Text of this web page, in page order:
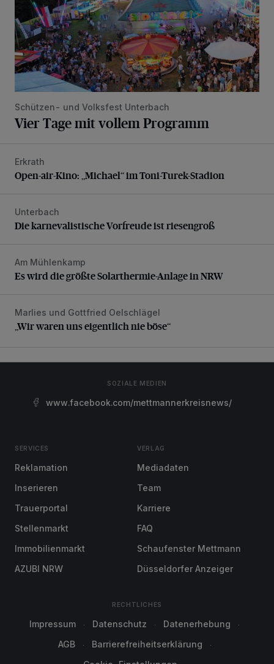
Schützen- und Volksfest Unterbach
Vier Tage mit vollem Programm
Open-air-Kino: „Michael“ im Toni-Turek-Stadion
Erkrath
Open-air-Kino: „Michael“ im Toni-Turek-Stadion
Die karnevalistische Vorfreude ist riesengroß
Unterbach
Die karnevalistische Vorfreude ist riesengroß
Es wird die größte Solarthermie-Anlage in NRW
Am Mühlenkamp
Es wird die größte Solarthermie-Anlage in NRW
„Wir waren uns eigentlich nie böse“
Marlies und Gottfried Oelschlägel
„Wir waren uns eigentlich nie böse“
SOZIALE MEDIEN
www.facebook.com/mettmannerkreisnews/
SERVICES
Reklamation
Inserieren
Trauerportal
Stellenmarkt
Immobilienmarkt
AZUBI NRW
VERLAG
Mediadaten
Team
Karriere
FAQ
Schaufenster Mettmann
Düsseldorfer Anzeiger
RECHTLICHES
Impressum Datenschutz
Datenerhebung
AGB
Barrierefreiheitserklärung